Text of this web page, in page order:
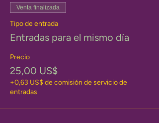
Venta finalizada
Tipo de entrada
Entradas para el mismo día
Precio
25,00 US$
+0,63 US$ de comisión de servicio de
entradas